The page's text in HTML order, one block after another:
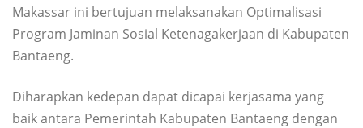
Makassar ini bertujuan melaksanakan Optimalisasi
Program Jaminan Sosial Ketenagakerjaan di Kabupaten
Bantaeng.
Diharapkan kedepan dapat dicapai kerjasama yang
baik antara Pemerintah Kabupaten Bantaeng dengan